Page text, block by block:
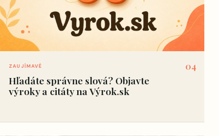
ZAUJÍMAVÉ
Hľadáte správne slová? Objavte
výroky a citáty na Výrok.sk
04